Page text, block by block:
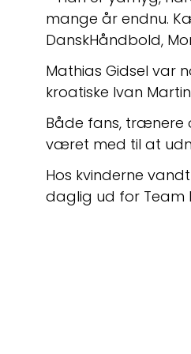
mange år endnu.
DanskHåndbold,
Mathias Gidsel var
kroatiske Ivan
Både fans, trænere
været med til at
Hos kvinderne
daglig ud for Team